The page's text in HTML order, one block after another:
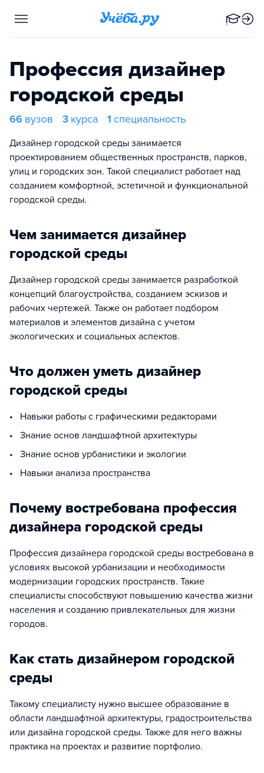
Профессия дизайнер
городской среды
66 вузов 3 курса 1 специальность
Дизайнер городской среды занимается
проектированием общественных пространств, парков,
улиц и городских зон. Такой специалист работает над
созданием комфортной, эстетичной и функциональной
городской среды.
Чем занимается дизайнер
городской среды
Дизайнер городской среды занимается разработкой
концепций благоустройства, созданием эскизов и
рабочих чертежей. Также он работает подбором
материалов и элементов дизайна с учетом
экологических и социальных аспектов.
Что должен уметь дизайнер
городской среды
• Навыки работы с графическими редакторами
• Знание основ ландшафтной архитектуры
• Знание основ урбанистики и экологии
• Навыки анализа пространства
Почему востребована профессия
дизайнера городской среды
Профессия дизайнера городской среды востребована в
условиях высокой урбанизации и необходимости
модернизации городских пространств. Такие
специалисты способствуют повышению качества жизни
населения и созданию привлекательных для жизни
городов.
Как стать дизайнером городской
среды
Такому специалисту нужно высшее образование в
области ландшафтной архитектуры, градостроительства
или дизайна городской среды. Также для него важны
практика на проектах и развитие портфолио.